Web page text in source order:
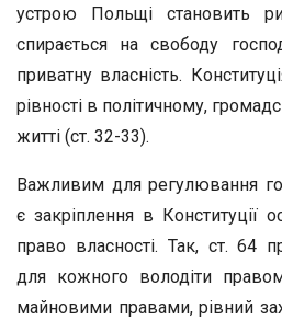
устрою Польщі становить
спирається на свободу
приватну власність.
рівності в політичному,
житті (ст. 32-33).
Важливим для регулювання
є закріплення в Конституції
право власності. Так, ст. 64
для кожного володіти
майновими правами, рівний